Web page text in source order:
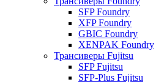
SFP Foundry
XFP Foundry
GBIC Foundry
XENPAK Foundry
Трансиверы Fujitsu
SFP Fujitsu
SFP-Plus Fujitsu